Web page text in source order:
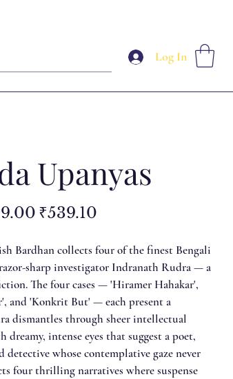
Log In
Upanyas
Sale
price
₹539.10
Bardhan collects four of the finest Bengali
sharp investigator Indranath Rudra — a
The four cases — 'Hiramer Hahakar',
and 'Konkrit But' — each present a
dismantles through sheer intellectual
intense eyes that suggest a poet,
whose contemplative gaze never
four thrilling narratives where suspense